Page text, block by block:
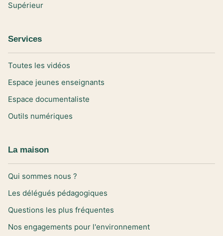
Supérieur
Services
Toutes les vidéos
Espace jeunes enseignants
Espace documentaliste
Outils numériques
La maison
Qui sommes nous ?
Les délégués pédagogiques
Questions les plus fréquentes
Nos engagements pour l'environnement